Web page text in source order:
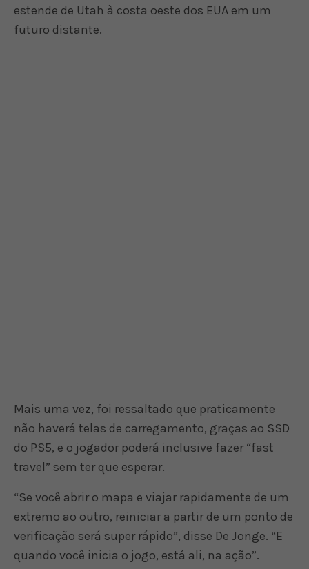
estende de Utah à costa oeste dos EUA em um
futuro distante.
Mais uma vez, foi ressaltado que praticamente
não haverá telas de carregamento, graças ao SSD
do PS5, e o jogador poderá inclusive fazer “fast
travel” sem ter que esperar.
“Se você abrir o mapa e viajar rapidamente de um
extremo ao outro, reiniciar a partir de um ponto de
verificação será super rápido”, disse De Jonge. “E
quando você inicia o jogo, está ali, na ação”.